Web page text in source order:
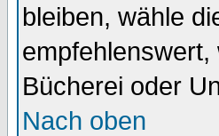
bleiben, wähle
Bücherei oder
Nach oben